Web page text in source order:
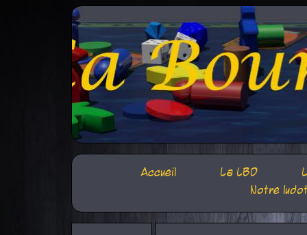
Accueil La LBD
Notre